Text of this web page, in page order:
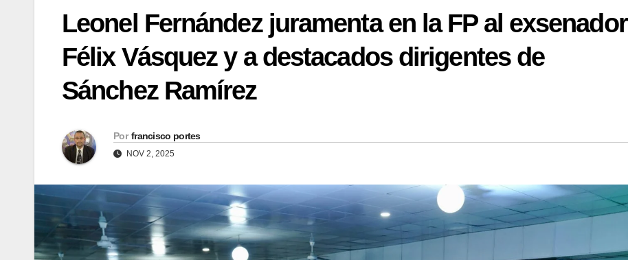
Leonel Fernández juramenta en la FP al exsenador
Félix Vásquez y a destacados dirigentes de
Sánchez Ramírez
Por francisco portes
NOV 2, 2025